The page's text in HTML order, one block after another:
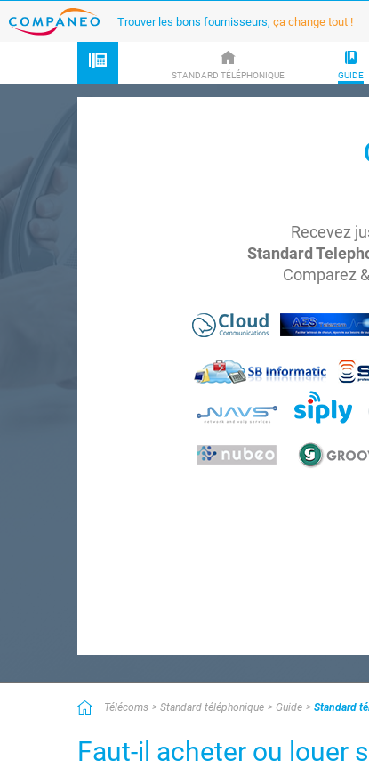
Trouver les bons fournisseurs, ça change tout !
STANDARD TÉLÉPHONIQUE GUIDE
Recevez
Standard
Comparez
Télécoms Standard téléphonique Guide Standard
Faut-il acheter ou louer